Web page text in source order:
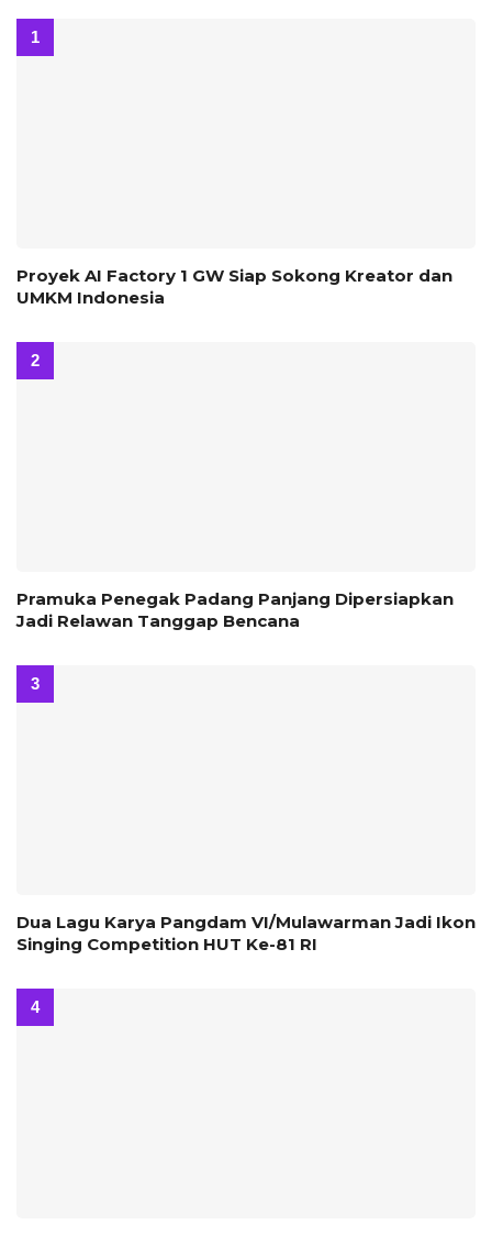
Proyek AI Factory 1 GW Siap Sokong Kreator dan
UMKM Indonesia
Pramuka Penegak Padang Panjang Dipersiapkan
Jadi Relawan Tanggap Bencana
Dua Lagu Karya Pangdam VI/Mulawarman Jadi Ikon
Singing Competition HUT Ke-81 RI